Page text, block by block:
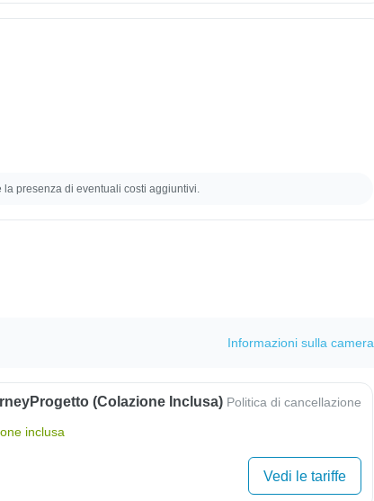
presenza di eventuali costi aggiuntivi.
Informazioni sulla camera
(colazione Inclusa) Politica di cancellazione
inclusa
Vedi le tariffe